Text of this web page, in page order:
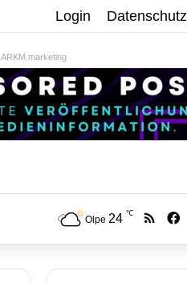
Login
ARKM.marketing
Olpe 24 ℃ RSS